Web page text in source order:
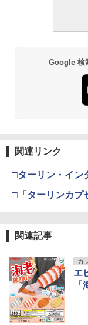
Google 検
関連リンク
□ターリン・イン
□「ターリンカプ
関連記事
カ
エ